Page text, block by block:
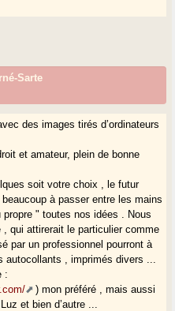
Sarte
des images tirés d’ordinateurs
et amateur, plein de bonne
soit votre choix , le futur
à passer entre les mains
propre " toutes nos idées . Nous
qui attirerait le particulier comme
par un professionnel pourront à
autocollants , imprimés divers ...
:
) mon préféré , mais aussi
et bien d’autre ...